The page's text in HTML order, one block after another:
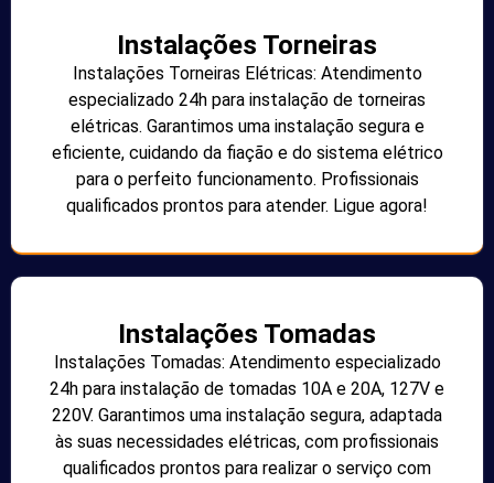
Instalações Torneiras
Instalações Torneiras Elétricas: Atendimento
especializado 24h para instalação de torneiras
elétricas. Garantimos uma instalação segura e
eficiente, cuidando da fiação e do sistema elétrico
para o perfeito funcionamento. Profissionais
qualificados prontos para atender. Ligue agora!
Instalações Tomadas
Instalações Tomadas: Atendimento especializado
24h para instalação de tomadas 10A e 20A, 127V e
220V. Garantimos uma instalação segura, adaptada
às suas necessidades elétricas, com profissionais
qualificados prontos para realizar o serviço com